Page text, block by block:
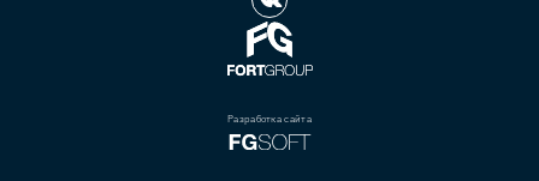
Разработка сайта